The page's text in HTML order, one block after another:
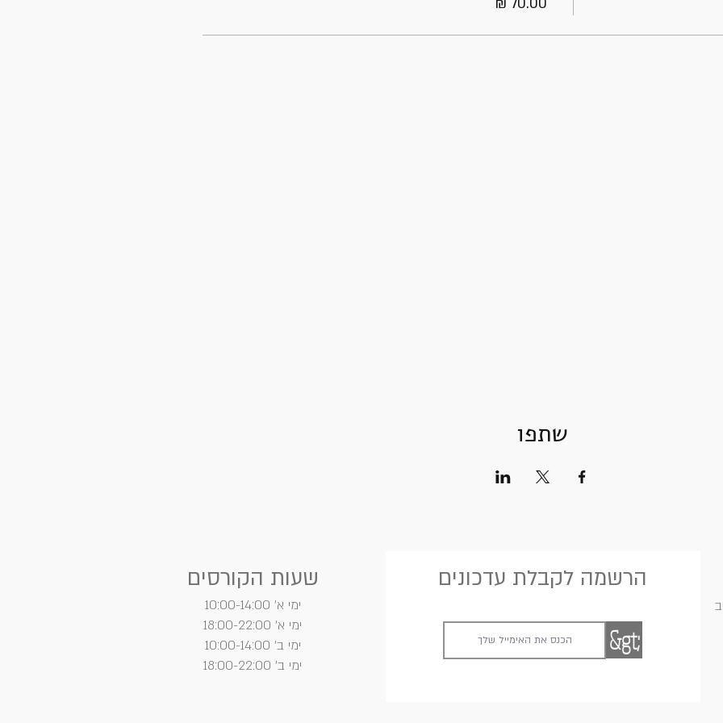
שתפו
שעות הקורסים
ימי א' 10:00-14:00
ימי א' 18:00-22:00
ימי ב' 10:00-14:00
ימי ב' 18:00-22:00
הרשמה לקבלת עדכונים
&gt;